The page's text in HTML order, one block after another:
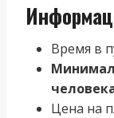
Время в
Цена на